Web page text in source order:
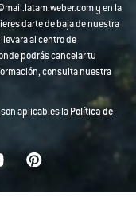
y en la
darte de baja de nuestra
al centro de
podrás cancelar tu
consulta nuestra
son aplicables laPolítica de